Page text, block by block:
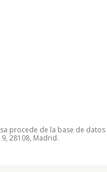
procede de la base de
28108, Madrid.